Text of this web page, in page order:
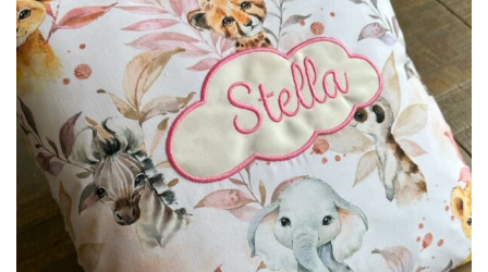
Ajouter
à ma
liste
d'envies